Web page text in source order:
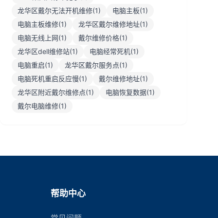
龙华区戴尔无法开机维修(1)
电脑主板(1)
电脑主板维修(1)
龙华区戴尔维修地址(1)
电脑无线上网(1)
戴尔维修价格(1)
龙华区dell维修站(1)
电脑经常死机(1)
电脑重启(1)
龙华区戴尔服务点(1)
电脑死机重启反应慢(1)
戴尔维修地址(1)
龙华区附近戴尔维修点(1)
电脑恢复数据(1)
戴尔电脑维修(1)
帮助中心